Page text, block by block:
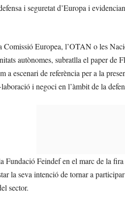
i seguretat d’Europa i
Comissió Europea, l’OTAN o les
autònomes, subratlla el paper
a escenari de referència per a la
i negoci en l’àmbit de la
Fundació Feindef en el marc de la
la seva intenció de tornar a
sector.